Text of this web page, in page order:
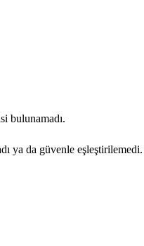
bulunamadı.
ya da güvenle